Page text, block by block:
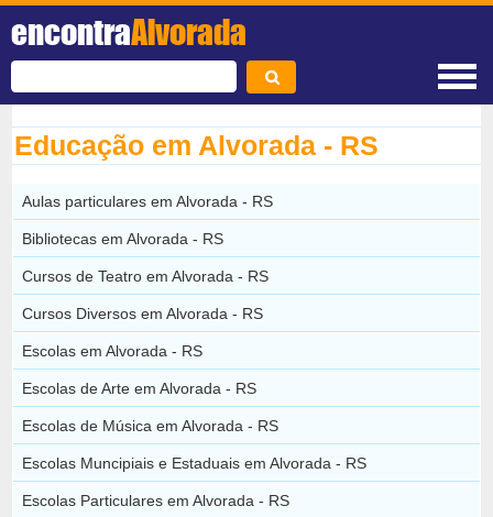
encontraAlvorada
Educação em Alvorada - RS
Aulas particulares em Alvorada - RS
Bibliotecas em Alvorada - RS
Cursos de Teatro em Alvorada - RS
Cursos Diversos em Alvorada - RS
Escolas em Alvorada - RS
Escolas de Arte em Alvorada - RS
Escolas de Música em Alvorada - RS
Escolas Muncipiais e Estaduais em Alvorada - RS
Escolas Particulares em Alvorada - RS